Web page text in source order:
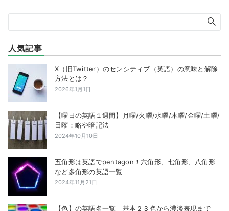
人気記事
X（旧Twitter）のセンシティブ（英語）の意味と解除
方法とは？
2026年1月1日
【曜日の英語１週間】月曜/火曜/水曜/木曜/金曜/土曜/
日曜：略や暗記法
2024年10月10日
五角形は英語でpentagon！六角形、七角形、八角形
など多角形の英語一覧
2024年11月21日
【色】の英語名一覧｜基本２３色から濃淡表現まで｜